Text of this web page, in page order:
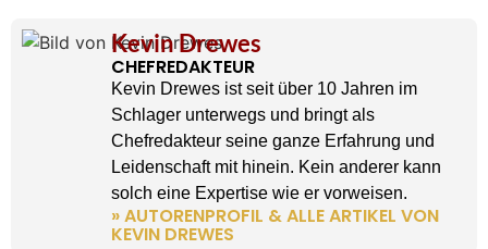
Kevin Drewes
CHEFREDAKTEUR
Kevin Drewes ist seit über 10 Jahren im
Schlager unterwegs und bringt als
Chefredakteur seine ganze Erfahrung und
Leidenschaft mit hinein. Kein anderer kann
solch eine Expertise wie er vorweisen.
» AUTORENPROFIL & ALLE ARTIKEL VON
KEVIN DREWES